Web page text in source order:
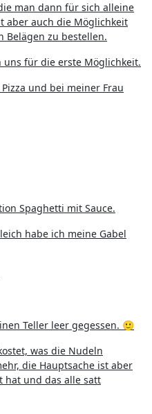
man dann für sich alleine
aber auch die Möglichkeit
Belägen zu bestellen.
für die erste Möglichkeit.
und bei meiner Frau
Spaghetti mit Sauce.
habe ich meine Gabel
Teller leer gegessen. 🙂
was die Nudeln
die Hauptsache ist aber
hat und das alle satt